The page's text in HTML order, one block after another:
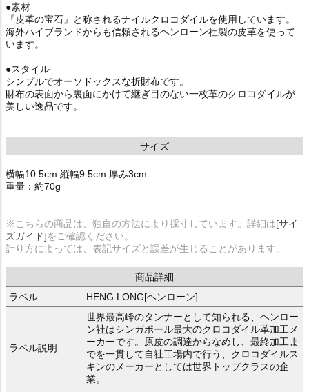
●素材
『皮革の宝石』と称されるナイルクロコダイルを使用しています。
海外ハイブランドからも信頼されるヘンローン社製の皮革を使って
います。
●スタイル
シンプルでオーソドックスな折財布です。
財布の表面から裏面にかけて継ぎ目のない一枚革のクロコダイルが
美しい逸品です。
サイズ
横幅10.5cm 縦幅9.5cm 厚み3cm
重量：約70g
※こちらの商品は、独自の方法により採寸しています。詳細は[サイ
ズガイド]をご確認ください。
計り方によっては、表記サイズと誤差が生じることがあります。
商品詳細
ラベル
HENG LONG[ヘンローン]
ラベル説明
世界最高峰のタンナーとして知られる、ヘンロー
ン社はシンガポール最大のクロコダイル革加工メ
ーカーです。原皮の調達からなめし、最終加工ま
でを一貫して自社工場内で行う、クロコダイルス
キンのメーカーとしては世界トップクラスの企
業。